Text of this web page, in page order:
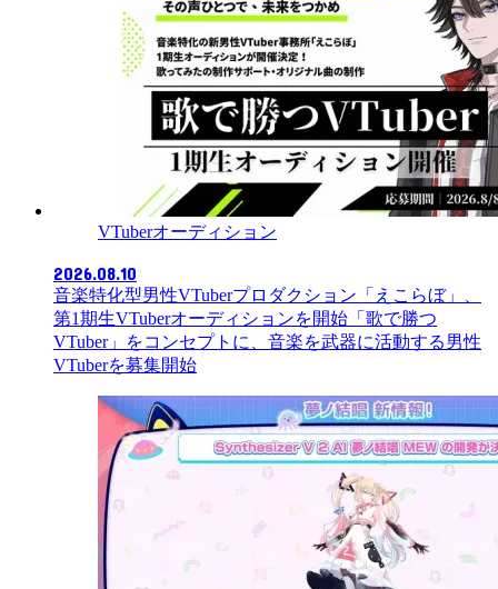
VTuberオーディション
2026.08.10
音楽特化型男性VTuberプロダクション「えこらぼ」、
第1期生VTuberオーディションを開始「歌で勝つ
VTuber」をコンセプトに、音楽を武器に活動する男性
VTuberを募集開始